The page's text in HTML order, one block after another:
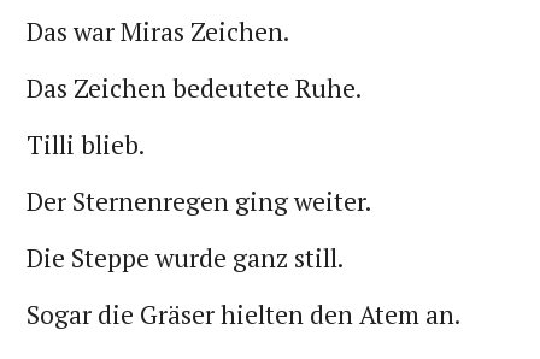
Das war Miras Zeichen.
Das Zeichen bedeutete Ruhe.
Tilli blieb.
Der Sternenregen ging weiter.
Die Steppe wurde ganz still.
Sogar die Gräser hielten den Atem an.